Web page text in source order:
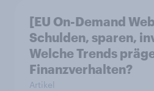
[EU On-Demand
Schulden, sparen,
Welche Trends
Finanzverhalten?
Artikel